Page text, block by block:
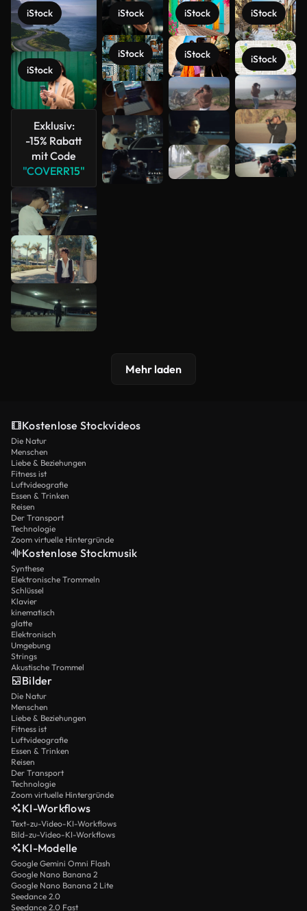
iStock
iStock
Exklusiv:
-15% Rabatt
mit Code
"COVERR15"
iStock
iStock
iStock
iStock
iStock
iStock
Mehr
anzeigen
Mehr laden
Kostenlose Stockvideos
Die Natur
Menschen
Liebe & Beziehungen
Fitness ist
Luftvideografie
Essen & Trinken
Reisen
Der Transport
Technologie
Zoom virtuelle Hintergründe
Kostenlose Stockmusik
Synthese
Elektronische Trommeln
Schlüssel
Klavier
kinematisch
glatte
Elektronisch
Umgebung
Strings
Akustische Trommel
Bilder
Die Natur
Menschen
Liebe & Beziehungen
Fitness ist
Luftvideografie
Essen & Trinken
Reisen
Der Transport
Technologie
Zoom virtuelle Hintergründe
KI-Workflows
Text-zu-Video-KI-Workflows
Bild-zu-Video-KI-Workflows
KI-Modelle
Google Gemini Omni Flash
Google Nano Banana 2
Google Nano Banana 2 Lite
Seedance 2.0
Seedance 2.0 Fast